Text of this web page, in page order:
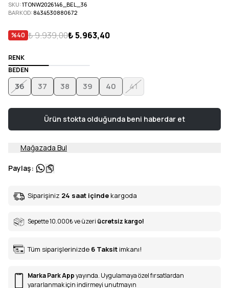
SKU:1TONW2026146_BEL_36
BARKOD: 8434530880672
%40 ₺ 9.939,00₺ 5.963,40
RENK
BEDEN
36 37 38 39 40 41
Ürün stokta olduğunda beni haberdar et
Mağazada Bul
Paylaş:
Siparişiniz 24 saat içinde kargoda
Sepette 10.000₺ve üzeri ücretsiz kargo!
Tüm siparişlerinizde 6 Taksit imkanı!
Marka Park Appyayında. Uygulamaya özel fırsatlardan
yararlanmak için indirmeyi unutmayın